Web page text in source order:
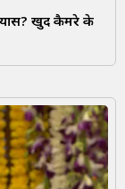
खुद कैमरे के